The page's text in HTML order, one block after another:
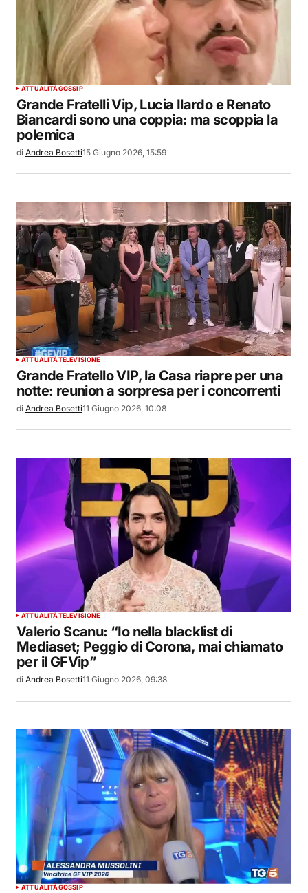
ATTUALITÀGOSSIP
Grande Fratelli Vip, Lucia Ilardo e Renato
Biancardi sono una coppia: ma scoppia la
polemica
di Andrea Bosetti15 Giugno 2026, 15:59
ATTUALITÀTELEVISIONE
Grande Fratello VIP, la Casa riapre per una
notte: reunion a sorpresa per i concorrenti
di Andrea Bosetti11 Giugno 2026, 10:08
ATTUALITÀTELEVISIONE
Valerio Scanu: “Io nella blacklist di
Mediaset; Peggio di Corona, mai chiamato
per il GFVip”
di Andrea Bosetti11 Giugno 2026, 09:38
ATTUALITÀGOSSIP